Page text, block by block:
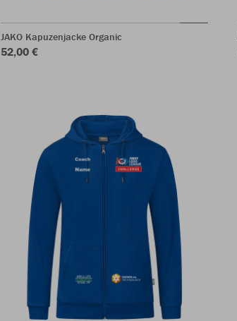
JAKO Kapuzenjacke Organic
52,00 €